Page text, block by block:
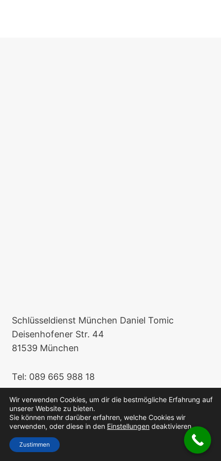
Schlüsseldienst München Daniel Tomic
Deisenhofener Str. 44
81539 München
Tel: 089 665 988 18
© 2026 Schlüsseldienst München
Wir verwenden Cookies, um dir die bestmögliche Erfahrung auf
unserer Website zu bieten.
Sie können mehr darüber erfahren, welche Cookies wir
verwenden, oder diese in den Einstellungen deaktivieren.
Zustimmen